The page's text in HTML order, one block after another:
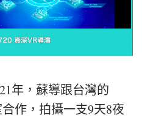
年，蘇導跟台灣的
作，拍攝一支9天8夜